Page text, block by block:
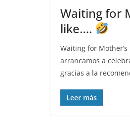
Waiting for
like….
Waiting for
arrancamos a
gracias a la
Leer más